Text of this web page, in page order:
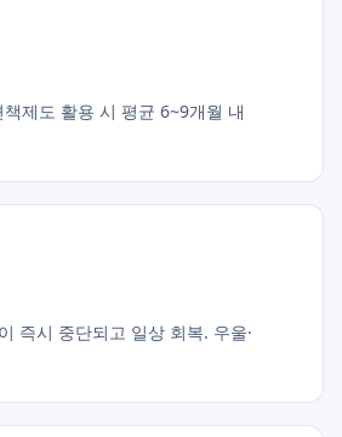
제도 활용 시 평균 6~9개월 내
즉시 중단되고 일상 회복. 우울·